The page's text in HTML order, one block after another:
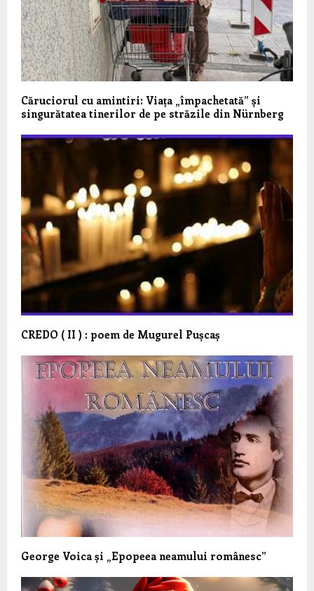
Căruciorul cu amintiri: Viața „împachetată” și
singurătatea tinerilor de pe străzile din Nürnberg
CREDO ( II ) : poem de Mugurel Pușcaș
George Voica și „Epopeea neamului românesc”